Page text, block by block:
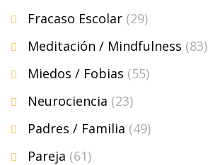
Fracaso Escolar (29)
Meditación / Mindfulness (83)
Miedos / Fobias (55)
Neurociencia (23)
Padres / Familia (49)
Pareja (61)